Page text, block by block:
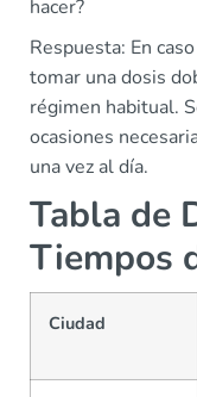
hacer?
Respuesta: En
tomar una dosis
régimen habitual.
ocasiones
una vez al día.
Tabla de
Tiempos
Ciudad